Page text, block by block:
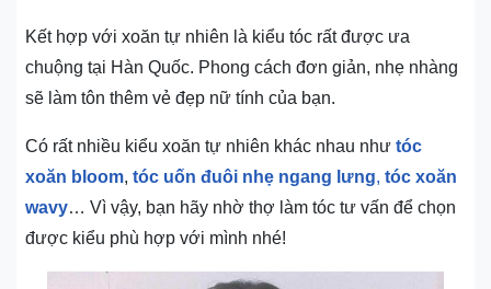
Kết hợp với xoăn tự nhiên là kiểu tóc rất được ưa
chuộng tại Hàn Quốc. Phong cách đơn giản, nhẹ nhàng
sẽ làm tôn thêm vẻ đẹp nữ tính của bạn.
Có rất nhiều kiểu xoăn tự nhiên khác nhau như tóc
xoăn bloom, tóc uốn đuôi nhẹ ngang lưng, tóc xoăn
wavy… Vì vậy, bạn hãy nhờ thợ làm tóc tư vấn để chọn
được kiểu phù hợp với mình nhé!